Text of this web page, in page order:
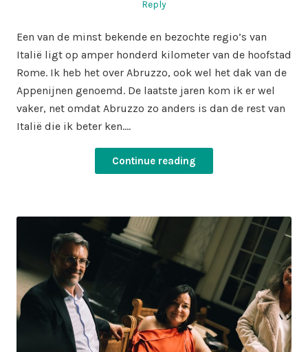
Reply
Een van de minst bekende en bezochte regio’s van
Italië ligt op amper honderd kilometer van de hoofstad
Rome. Ik heb het over Abruzzo, ook wel het dak van de
Appenijnen genoemd. De laatste jaren kom ik er wel
vaker, net omdat Abruzzo zo anders is dan de rest van
Italië die ik beter ken.…
Continue reading